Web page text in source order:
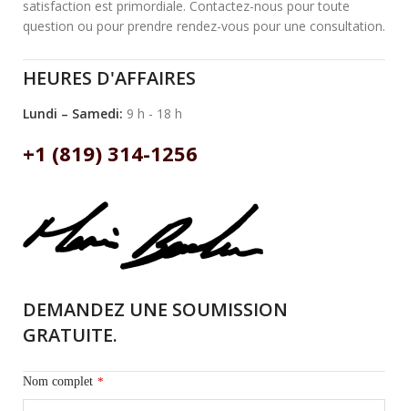
satisfaction est primordiale. Contactez-nous pour toute
question ou pour prendre rendez-vous pour une consultation.
HEURES D'AFFAIRES
Lundi – Samedi: 9 h - 18 h
+1 (819) 314-1256
DEMANDEZ UNE SOUMISSION
GRATUITE.
Nom complet *